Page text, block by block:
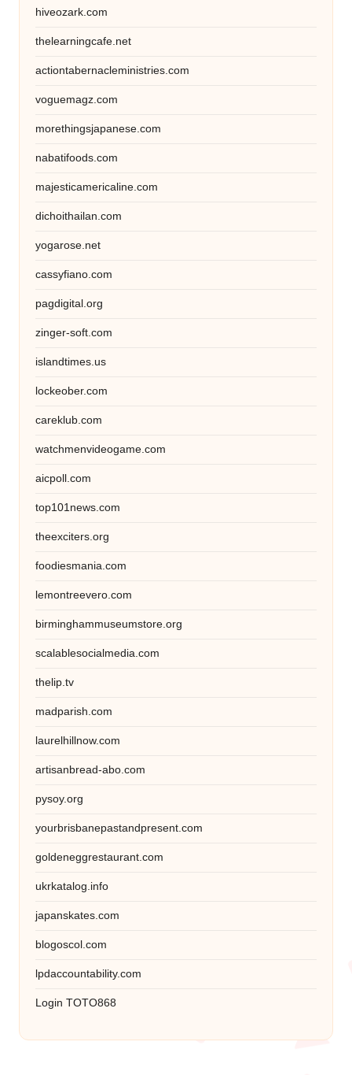
hiveozark.com
thelearningcafe.net
actiontabernacleministries.com
voguemagz.com
morethingsjapanese.com
nabatifoods.com
majesticamericaline.com
dichoithailan.com
yogarose.net
cassyfiano.com
pagdigital.org
zinger-soft.com
islandtimes.us
lockeober.com
careklub.com
watchmenvideogame.com
aicpoll.com
top101news.com
theexciters.org
foodiesmania.com
lemontreevero.com
birminghammuseumstore.org
scalablesocialmedia.com
thelip.tv
madparish.com
laurelhillnow.com
artisanbread-abo.com
pysoy.org
yourbrisbanepastandpresent.com
goldeneggrestaurant.com
ukrkatalog.info
japanskates.com
blogoscol.com
lpdaccountability.com
Login TOTO868